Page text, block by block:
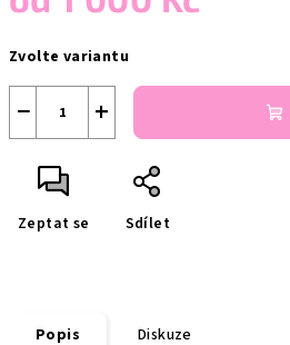
cena:
Zvolte variantu
+
−
Zeptat se Sdílet
Popis Diskuze